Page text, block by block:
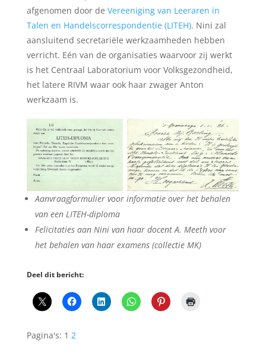
afgenomen door de Vereeniging van Leeraren in
Talen en Handelscorrespondentie (LITEH). Nini zal
aansluitend secretariële werkzaamheden hebben
verricht. Eén van de organisaties waarvoor zij werkt
is het Centraal Laboratorium voor Volksgezondheid,
het latere RIVM waar ook haar zwager Anton
werkzaam is.
Aanvraagformulier voor informatie over het behalen
van een LITEH-diploma
Felicitaties aan Nini van haar docent A. Meeth voor
het behalen van haar examens (collectie MK)
Deel dit bericht:
Pagina's: 1 2